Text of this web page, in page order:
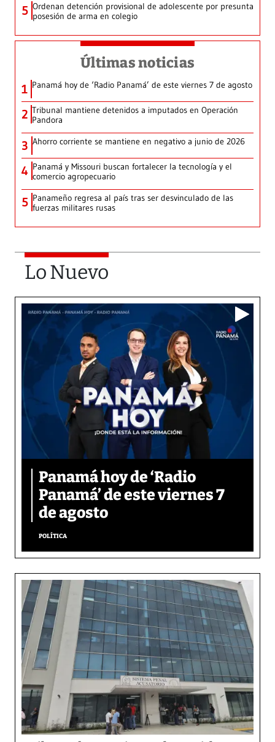
5 Ordenan detención provisional de adolescente por presunta
posesión de arma en colegio
Últimas noticias
1 Panamá hoy de ‘Radio Panamá’ de este viernes 7 de agosto
2 Tribunal mantiene detenidos a imputados en Operación
Pandora
3 Ahorro corriente se mantiene en negativo a junio de 2026
4 Panamá y Missouri buscan fortalecer la tecnología y el
comercio agropecuario
5 Panameño regresa al país tras ser desvinculado de las
fuerzas militares rusas
Lo Nuevo
Panamá hoy de ‘Radio
Panamá’ de este viernes 7
de agosto
POLÍTICA